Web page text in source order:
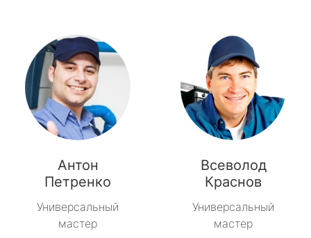
Антон
Петренко
Универсальный
мастер
Всеволод
Краснов
Универсальный
мастер